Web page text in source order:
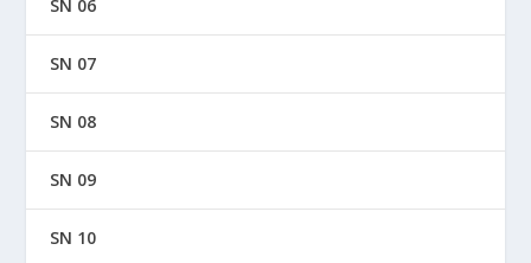
SN 06
SN 07
SN 08
SN 09
SN 10